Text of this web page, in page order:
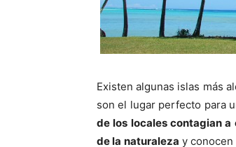
Existen algunas islas más
son el lugar perfecto para
de los locales contagian
de la naturaleza y